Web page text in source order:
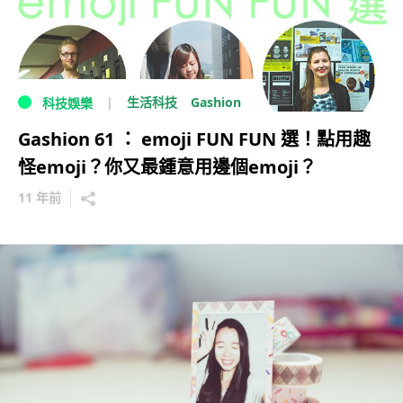
科技娛樂 生活科技 Gashion
Gashion 61 ： emoji FUN FUN 選！點用趣
怪emoji？你又最鍾意用邊個emoji？
11 年前